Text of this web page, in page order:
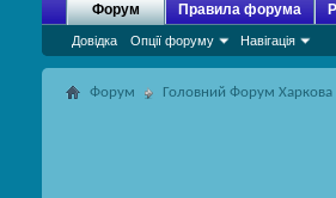
Форум
Довідка Опції форуму Навігація
Правила форума
Форум Головний Форум Харкова